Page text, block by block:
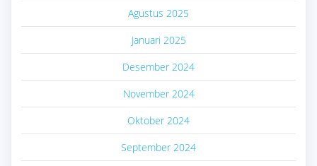
Agustus 2025
Januari 2025
Desember 2024
November 2024
Oktober 2024
September 2024